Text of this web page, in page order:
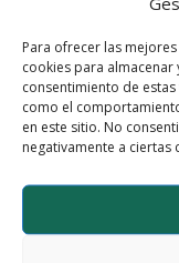
Para ofrecer las
cookies para
consentimiento de
como el
en este sitio. No
negativamente a ciertas
primera vez, te
cookies no
cualquier momento
haciendo clic en el
disponible en
4. Cookies de
Google Analytics,
Estas cookies